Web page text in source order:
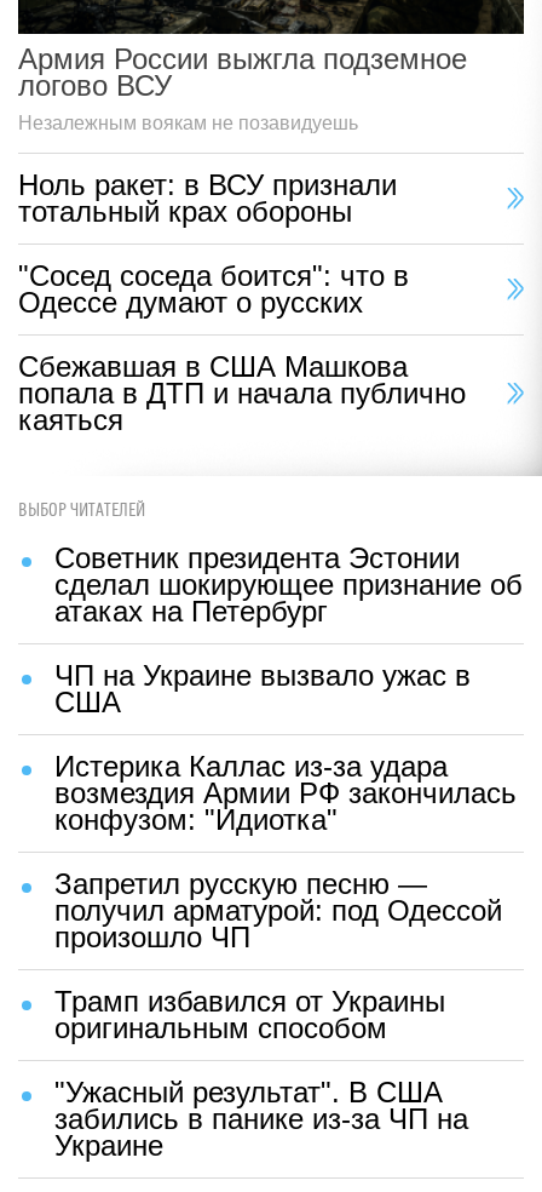
Армия России выжгла подземное
логово ВСУ
Незалежным воякам не позавидуешь
Ноль ракет: в ВСУ признали
тотальный крах обороны
"Сосед соседа боится": что в
Одессе думают о русских
Сбежавшая в США Машкова
попала в ДТП и начала публично
каяться
ВЫБОР ЧИТАТЕЛЕЙ
Советник президента Эстонии
сделал шокирующее признание об
атаках на Петербург
ЧП на Украине вызвало ужас в
США
Истерика Каллас из-за удара
возмездия Армии РФ закончилась
конфузом: "Идиотка"
Запретил русскую песню —
получил арматурой: под Одессой
произошло ЧП
Трамп избавился от Украины
оригинальным способом
"Ужасный результат". В США
забились в панике из-за ЧП на
Украине